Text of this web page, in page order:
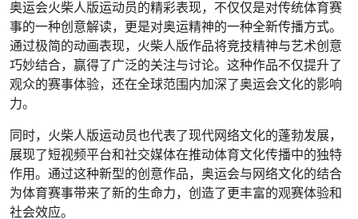
奥运会火柴人版运动员的精彩表现，不仅仅是对传统体育赛
事的一种创意解读，更是对奥运精神的一种全新传播方式。
通过极简的动画表现，火柴人版作品将竞技精神与艺术创意
巧妙结合，赢得了广泛的关注与讨论。这种作品不仅提升了
观众的赛事体验，还在全球范围内加深了奥运会文化的影响
力。
同时，火柴人版运动员也代表了现代网络文化的蓬勃发展，
展现了短视频平台和社交媒体在推动体育文化传播中的独特
作用。通过这种新型的创意作品，奥运会与网络文化的结合
为体育赛事带来了新的生命力，创造了更丰富的观赛体验和
社会效应。